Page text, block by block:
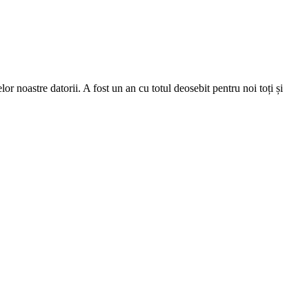
noastre datorii. A fost un an cu totul deosebit pentru noi toți și